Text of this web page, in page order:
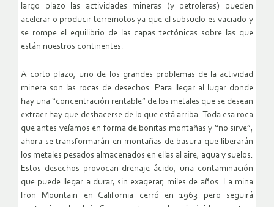
largo plazo las actividades mineras (y petroleras) pueden
acelerar o producir terremotos ya que el subsuelo es vaciado y
se rompe el equilibrio de las capas tectónicas sobre las que
están nuestros continentes.
A corto plazo, uno de los grandes problemas de la actividad
minera son las rocas de desechos. Para llegar al lugar donde
hay una “concentración rentable” de los metales que se desean
extraer hay que deshacerse de lo que está arriba. Toda esa roca
que antes veíamos en forma de bonitas montañas y “no sirve”,
ahora se transformarán en montañas de basura que liberarán
los metales pesados almacenados en ellas al aire, agua y suelos.
Estos desechos provocan drenaje ácido, una contaminación
que puede llegar a durar, sin exagerar, miles de años. La mina
Iron Mountain en California cerró en 1963 pero seguirá